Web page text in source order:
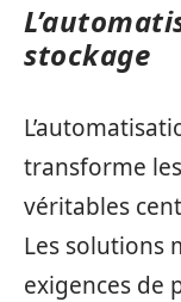
stockage
transforme
véritables
Les solutions
exigences de